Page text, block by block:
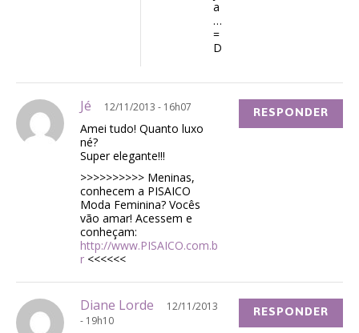
a
…
=
D
Jé 12/11/2013 - 16h07
Amei tudo! Quanto luxo
né?
Super elegante!!!
>>>>>>>>>> Meninas,
conhecem a PISAICO
Moda Feminina? Vocês
vão amar! Acessem e
conheçam:
http://www.PISAICO.com.b
r <<<<<<
RESPONDER
Diane Lorde
12/11/2013
- 19h10
RESPONDER